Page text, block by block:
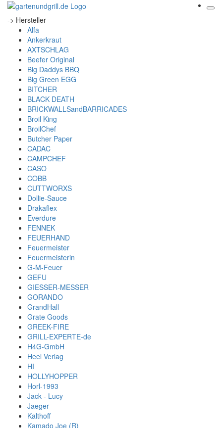
-> Hersteller
Alfa
Ankerkraut
AXTSCHLAG
Beefer Original
Big Daddys BBQ
Big Green EGG
BITCHER
BLACK DEATH
BRICKWALLSandBARRICADES
Broil King
BroilChef
Butcher Paper
CADAC
CAMPCHEF
CASO
COBB
CUTTWORXS
Dollie-Sauce
Drakaflex
Everdure
FENNEK
FEUERHAND
Feuermeister
Feuermeisterin
G-M-Feuer
GEFU
GIESSER-MESSER
GORANDO
GrandHall
Grate Goods
GREEK-FIRE
GRILL-EXPERTE-de
H4G-GmbH
Heel Verlag
HI
HOLLYHOPPER
Horl-1993
Jack - Lucy
Jaeger
Kalthoff
Kamado Joe (R)